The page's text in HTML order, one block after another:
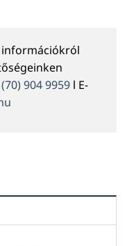
904 9959 l E-